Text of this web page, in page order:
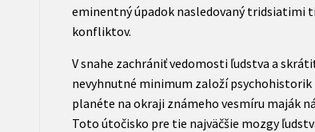
eminentný úpadok nasledovaný tridsiatimi
konfliktov.
V snahe zachrániť vedomosti ľudstva a
nevyhnutné minimum založí psychohistorik
planéte na okraji známeho vesmíru maják
Toto útočisko pre tie najväčšie mozgy